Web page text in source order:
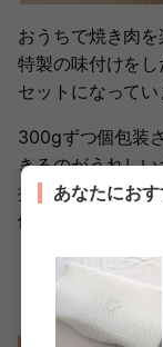
おうちで焼き肉を
特製の味付けを
セットになってい
300gずつ個包装
きるのがうれし
持って行けますし
便利です。
牛焼肉味付けセ
10,000円（税込
あなたにお